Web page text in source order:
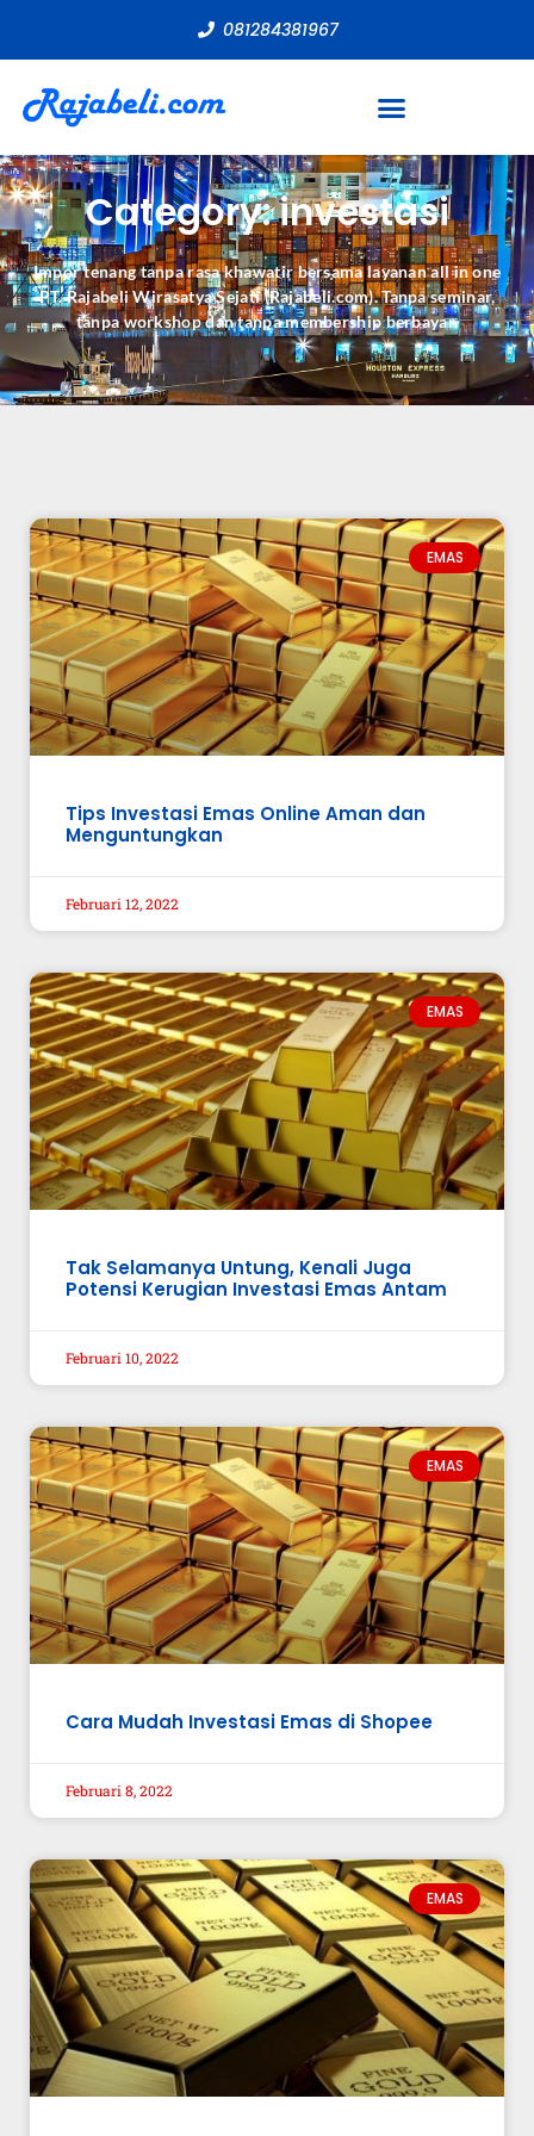
081284381967
Category: investasi
Impor tenang tanpa rasa khawatir bersama layanan all in one
PT. Rajabeli Wirasatya Sejati (Rajabeli.com). Tanpa seminar,
tanpa workshop dan tanpa membership berbayar.
EMAS
Tips Investasi Emas Online Aman dan
Menguntungkan
Februari 12, 2022
EMAS
Tak Selamanya Untung, Kenali Juga
Potensi Kerugian Investasi Emas Antam
Februari 10, 2022
EMAS
Cara Mudah Investasi Emas di Shopee
Februari 8, 2022
EMAS